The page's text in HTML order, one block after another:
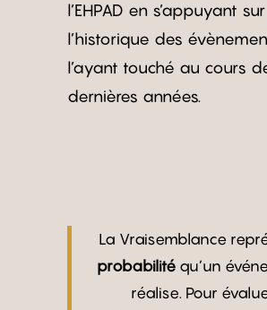
l’EHPAD en s’appuyant sur
l’historique des
l’ayant touché au cours
dernières années.
La Vraisemblance
probabilité qu’un
réalise. Pour